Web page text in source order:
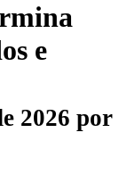
e
2026 por